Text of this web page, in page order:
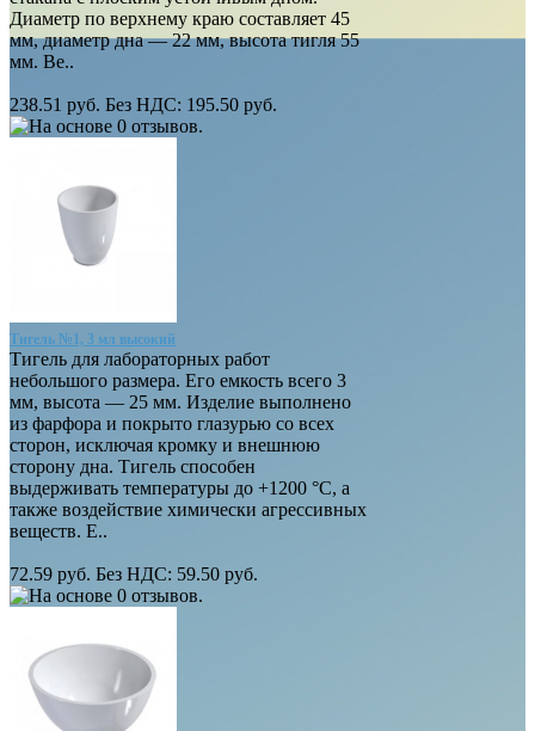
Диаметр по верхнему краю составляет 45
мм, диаметр дна — 22 мм, высота тигля 55
мм. Ве..
238.51 руб. Без НДС: 195.50 руб.
Тигель №1, 3 мл высокий
Тигель для лабораторных работ
небольшого размера. Его емкость всего 3
мм, высота — 25 мм. Изделие выполнено
из фарфора и покрыто глазурью со всех
сторон, исключая кромку и внешнюю
сторону дна. Тигель способен
выдерживать температуры до +1200 °С, а
также воздействие химически агрессивных
веществ. Е..
72.59 руб. Без НДС: 59.50 руб.